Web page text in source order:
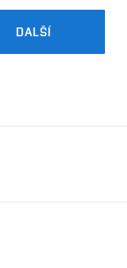
DALŠÍ